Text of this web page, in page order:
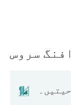
سروس